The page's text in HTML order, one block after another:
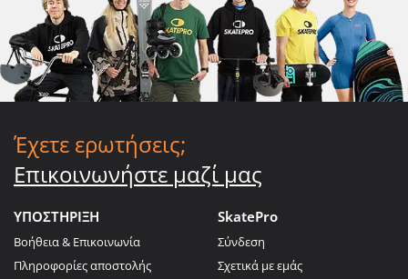
Έχετε ερωτήσεις;
Επικοινωνήστε μαζί μας
ΥΠΟΣΤΗΡΙΞΗ
Βοήθεια & Επικοινωνία
Πληροφορίες αποστολής
SkatePro
Σύνδεση
Σχετικά με εμάς